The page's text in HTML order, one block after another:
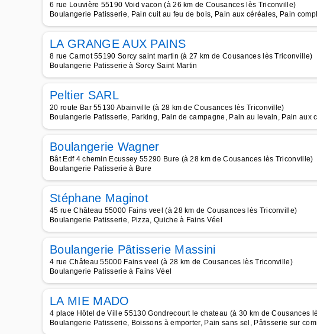
6 rue Louvière 55190 Void vacon (à 26 km de Cousances lès Triconville)
Boulangerie Patisserie, Pain cuit au feu de bois, Pain aux céréales, Pain
LA GRANGE AUX PAINS
8 rue Carnot 55190 Sorcy saint martin (à 27 km de Cousances lès Triconville)
Boulangerie Patisserie à Sorcy Saint Martin
Peltier SARL
20 route Bar 55130 Abainville (à 28 km de Cousances lès Triconville)
Boulangerie Patisserie, Parking, Pain de campagne, Pain au levain, Pain aux
Boulangerie Wagner
Bât Edf 4 chemin Ecussey 55290 Bure (à 28 km de Cousances lès Triconville)
Boulangerie Patisserie à Bure
Stéphane Maginot
45 rue Château 55000 Fains veel (à 28 km de Cousances lès Triconville)
Boulangerie Patisserie, Pizza, Quiche à Fains Véel
Boulangerie Pâtisserie Massini
4 rue Château 55000 Fains veel (à 28 km de Cousances lès Triconville)
Boulangerie Patisserie à Fains Véel
LA MIE MADO
4 place Hôtel de Ville 55130 Gondrecourt le chateau (à 30 km de Cousances
Boulangerie Patisserie, Boissons à emporter, Pain sans sel, Pâtisserie sur